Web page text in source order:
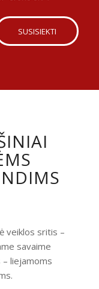
SUSISIEKTI
veiklos sritis –
savaime
– liejamoms